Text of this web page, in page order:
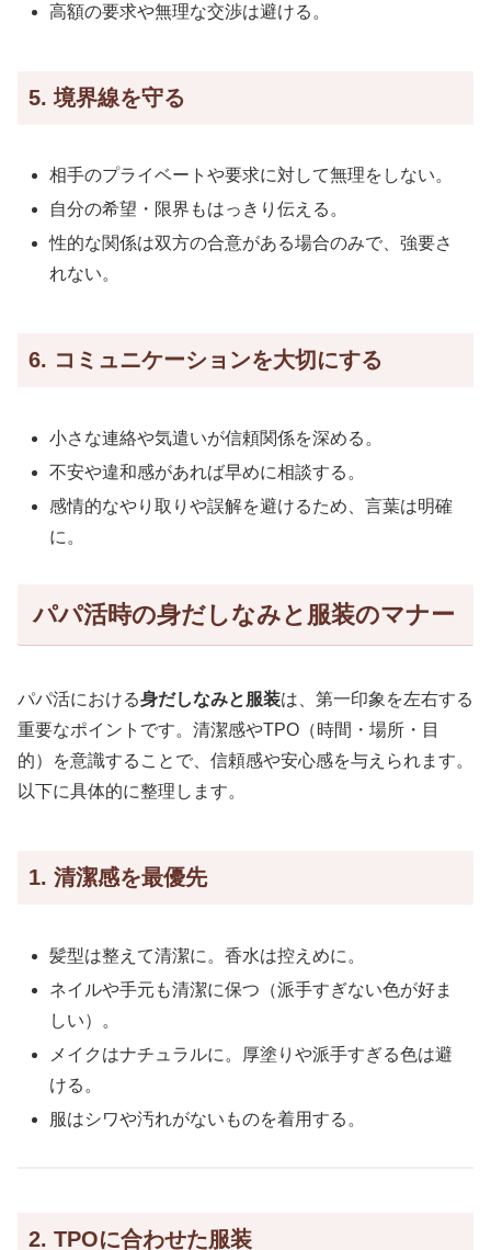
高額の要求や無理な交渉は避ける。
5. 境界線を守る
相手のプライベートや要求に対して無理をしない。
自分の希望・限界もはっきり伝える。
性的な関係は双方の合意がある場合のみで、強要さ
れない。
6. コミュニケーションを大切にする
小さな連絡や気遣いが信頼関係を深める。
不安や違和感があれば早めに相談する。
感情的なやり取りや誤解を避けるため、言葉は明確
に。
パパ活時の身だしなみと服装のマナー
パパ活における身だしなみと服装は、第一印象を左右する
重要なポイントです。清潔感やTPO（時間・場所・目
的）を意識することで、信頼感や安心感を与えられます。
以下に具体的に整理します。
1. 清潔感を最優先
髪型は整えて清潔に。香水は控えめに。
ネイルや手元も清潔に保つ（派手すぎない色が好ま
しい）。
メイクはナチュラルに。厚塗りや派手すぎる色は避
ける。
服はシワや汚れがないものを着用する。
2. TPOに合わせた服装